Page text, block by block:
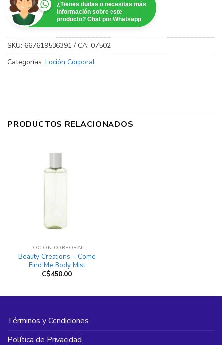
¿Tienes dudas o necesitas más
información sobre este
producto? Chat por Whatsapp
SKU: 667619536391 / CA: 07502
Categorías: Loción Corporal
PRODUCTOS RELACIONADOS
LOCIÓN CORPORAL
Beauty Creations – Come
Find Me Body Mist
C$450.00
Términos y Condiciones
Política de Privacidad